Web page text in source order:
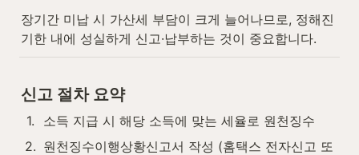
장기간 미납 시 가산세 부담이 크게 늘어나므로, 정해진
기한 내에 성실하게 신고·납부하는 것이 중요합니다.
신고 절차 요약
1.
소득 지급 시 해당 소득에 맞는 세율로 원천징수
2. 원천징수이행상황신고서 작성 (홈택스 전자신고 또